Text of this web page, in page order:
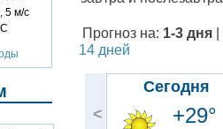
5 м/с
Прогноз на: 1-3 дня
14 дней
<
Сегодня
+29°